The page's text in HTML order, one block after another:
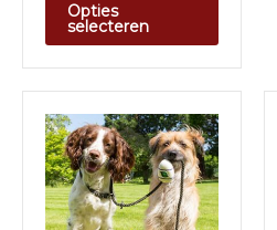
Opties
selecteren